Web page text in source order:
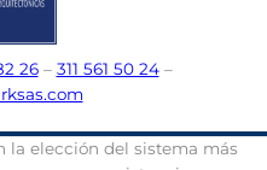
26– 311 561 50 24–
la elección del sistema más